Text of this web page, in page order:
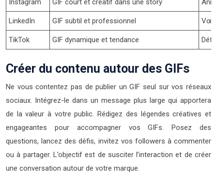
Instagram GIF court et créatif dans une story
LinkedIn GIF subtil et professionnel
TikTok GIF dynamique et tendance Défi
Créer du contenu autour des GIFs
Ne vous contentez pas de publier un GIF seul sur vos réseaux
sociaux. Intégrez-le dans un message plus large qui apportera
de la valeur à votre public. Rédigez des légendes créatives et
engageantes pour accompagner vos GIFs. Posez des
questions, lancez des défis, invitez vos followers à commenter
ou à partager. L’objectif est de susciter l’interaction et de créer
une conversation autour de votre marque.